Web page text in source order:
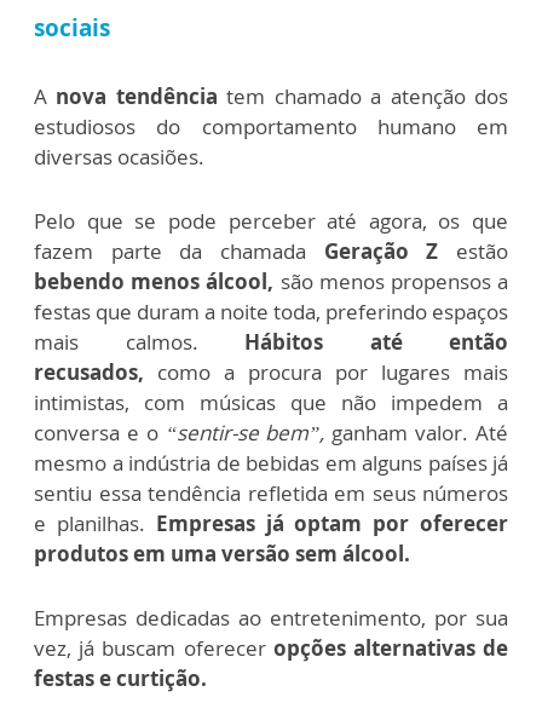
sociais
A nova tendência tem chamado a atenção dos
estudiosos do comportamento humano em
diversas ocasiões.
Pelo que se pode perceber até agora, os que
fazem parte da chamada Geração Z estão
bebendo menos álcool, são menos propensos a
festas que duram a noite toda, preferindo espaços
mais calmos. Hábitos até então
recusados, como a procura por lugares mais
intimistas, com músicas que não impedem a
conversa e o “sentir-se bem”, ganham valor. Até
mesmo a indústria de bebidas em alguns países já
sentiu essa tendência refletida em seus números
e planilhas. Empresas já optam por oferecer
produtos em uma versão sem álcool.
Empresas dedicadas ao entretenimento, por sua
vez, já buscam ofereceropções alternativas de
festas e curtição.